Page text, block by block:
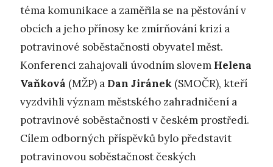
téma komunikace a zaměřila se na pěstování v
obcích a jeho přínosy ke zmírňování krizí a
potravinové soběstačnosti obyvatel měst.
Konferenci zahajovali úvodním slovem Helena
Vaňková (MŽP) a Dan Jiránek (SMOČR), kteří
vyzdvihli význam městského zahradničení a
potravinové soběstačnosti v českém prostředí.
Cílem odborných příspěvků bylo představit
potravinovou soběstačnost českých